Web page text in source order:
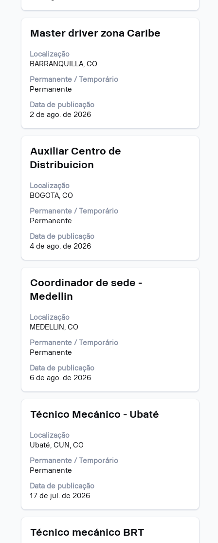
visualizar
as
informações
dela.
Título
Master driver zona Caribe
Localização
BARRANQUILLA, CO
Permanente / Temporário
Permanente
Data de publicação
2 de ago. de 2026
Selecione
vaga
com
barra
de
pressionada
para
visualizar
as
informações
dela.
Título
Auxiliar Centro de
Distribuicion
Localização
BOGOTA, CO
Permanente / Temporário
Permanente
Data de publicação
4 de ago. de 2026
Selecione
vaga
a
barra
de
espaço
para
visualizar
dela.
Título
Coordinador de sede -
Medellin
Localização
MEDELLIN, CO
Permanente / Temporário
Permanente
Data de publicação
6 de ago. de 2026
Selecione
vaga
a
barra
de
espaço
para
visualizar
dela.
Título
Técnico Mecánico - Ubaté
Localização
Ubaté, CUN, CO
Permanente / Temporário
Permanente
Data de publicação
17 de jul. de 2026
Selecione
vaga
com
barra
de
pressionada
para
visualizar
as
informações
Título
Técnico mecánico BRT
Selecione